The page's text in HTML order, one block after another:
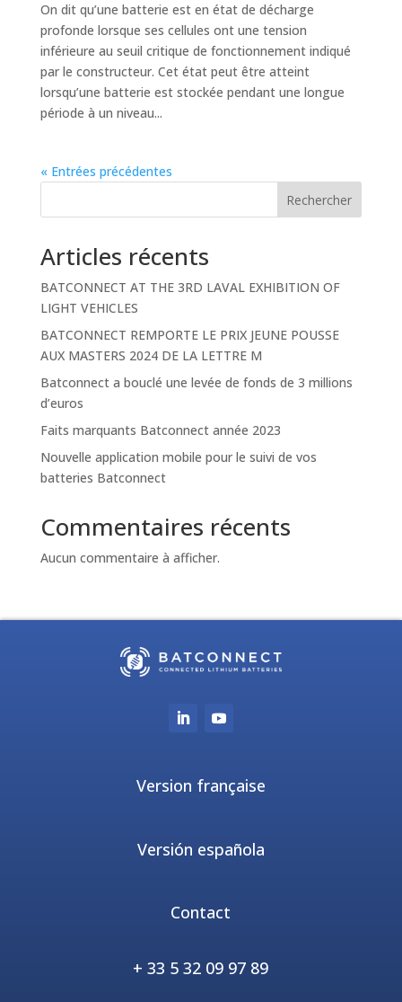
On dit qu’une batterie est en état de décharge
profonde lorsque ses cellules ont une tension
inférieure au seuil critique de fonctionnement indiqué
par le constructeur. Cet état peut être atteint
lorsqu’une batterie est stockée pendant une longue
période à un niveau...
« Entrées précédentes
Rechercher
Articles récents
BATCONNECT AT THE 3RD LAVAL EXHIBITION OF
LIGHT VEHICLES
BATCONNECT REMPORTE LE PRIX JEUNE POUSSE
AUX MASTERS 2024 DE LA LETTRE M
Batconnect a bouclé une levée de fonds de 3 millions
d’euros
Faits marquants Batconnect année 2023
Nouvelle application mobile pour le suivi de vos
batteries Batconnect
Commentaires récents
Aucun commentaire à afficher.
Version française
Versión española
Contact
+ 33 5 32 09 97 89